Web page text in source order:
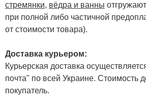
стремянки, вёдра и ванны
при полной либо частичной
от стоимости товара).
Доставка курьером:
Курьерская доставка
почта" по всей Украине. Стоимость
покупатель.